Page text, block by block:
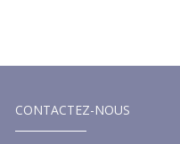
CONTACTEZ-NOUS